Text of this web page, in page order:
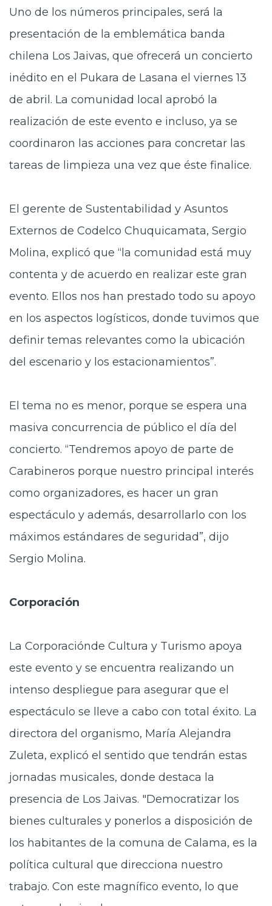
Uno de los números principales, será la
presentación de la emblemática banda
chilena Los Jaivas, que ofrecerá un concierto
inédito en el Pukara de Lasana el viernes 13
de abril. La comunidad local aprobó la
realización de este evento e incluso, ya se
coordinaron las acciones para concretar las
tareas de limpieza una vez que éste finalice.
El gerente de Sustentabilidad y Asuntos
Externos de Codelco Chuquicamata, Sergio
Molina, explicó que “la comunidad está muy
contenta y de acuerdo en realizar este gran
evento. Ellos nos han prestado todo su apoyo
en los aspectos logísticos, donde tuvimos que
definir temas relevantes como la ubicación
del escenario y los estacionamientos”.
El tema no es menor, porque se espera una
masiva concurrencia de público el día del
concierto. “Tendremos apoyo de parte de
Carabineros porque nuestro principal interés
como organizadores, es hacer un gran
espectáculo y además, desarrollarlo con los
máximos estándares de seguridad”, dijo
Sergio Molina.
Corporación
La Corporaciónde Cultura y Turismo apoya
este evento y se encuentra realizando un
intenso despliegue para asegurar que el
espectáculo se lleve a cabo con total éxito. La
directora del organismo, María Alejandra
Zuleta, explicó el sentido que tendrán estas
jornadas musicales, donde destaca la
presencia de Los Jaivas. "Democratizar los
bienes culturales y ponerlos a disposición de
los habitantes de la comuna de Calama, es la
política cultural que direcciona nuestro
trabajo. Con este magnífico evento, lo que